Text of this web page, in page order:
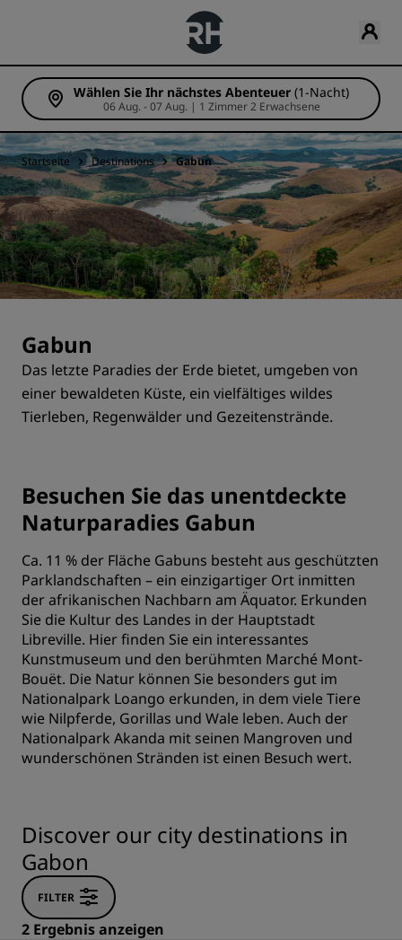
Wählen Sie Ihr nächstes Abenteuer (1-Nacht)
06 Aug. - 07 Aug. | 1 Zimmer 2 Erwachsene
Startseite Destinations Gabun
Gabun
Das letzte Paradies der Erde bietet, umgeben von
einer bewaldeten Küste, ein vielfältiges wildes
Tierleben, Regenwälder und Gezeitenstrände.
Besuchen Sie das unentdeckte
Naturparadies Gabun
Ca. 11 % der Fläche Gabuns besteht aus geschützten
Parklandschaften – ein einzigartiger Ort inmitten
der afrikanischen Nachbarn am Äquator. Erkunden
Sie die Kultur des Landes in der Hauptstadt
Libreville. Hier finden Sie ein interessantes
Kunstmuseum und den berühmten Marché Mont-
Bouët. Die Natur können Sie besonders gut im
Nationalpark Loango erkunden, in dem viele Tiere
wie Nilpferde, Gorillas und Wale leben. Auch der
Nationalpark Akanda mit seinen Mangroven und
wunderschönen Stränden ist einen Besuch wert.
Discover our city destinations in
Gabon
FILTER
2 Ergebnis anzeigen